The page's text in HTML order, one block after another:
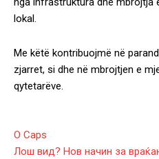
lokal.
Me këtë kontribuojmë në
zjarret, si dhe në mbrojtjen e
qytetarëve.
O Caps
Лош вид? Нов начин за